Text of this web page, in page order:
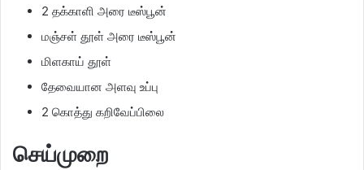
2 தக்காளி அரை டீஸ்பூன்
மஞ்சள் தூள் அரை டீஸ்பூன்
மிளகாய் தூள்
தேவையான அளவு உப்பு
2 கொத்து கறிவேப்பிலை
செய்முறை